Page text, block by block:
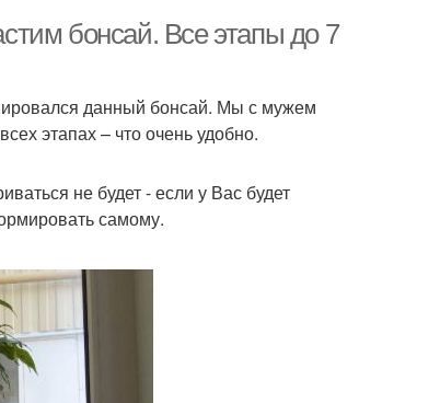
бонсай. Все этапы до 7
данный бонсай. Мы с мужем
этапах – что очень удобно.
не будет - если у Вас будет
самому.